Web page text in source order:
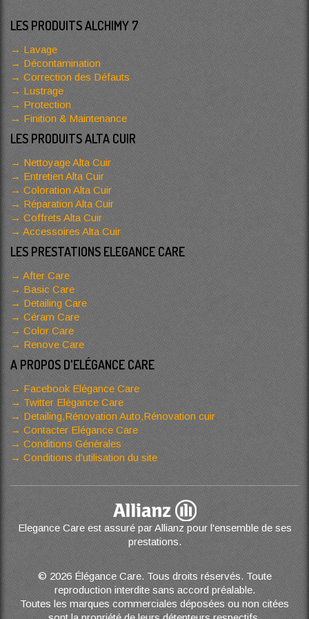
LES PRODUITS ALCHIMY 7
Lavage
Décontamination
Correction des Défauts
Lustrage
Protection
Finition & Maintenance
LES PRODUITS ALTA CUIR
Nettoyage Alta Cuir
Entretien Alta Cuir
Coloration Alta Cuir
Réparation Alta Cuir
Coffrets Alta Cuir
Accessoires Alta Cuir
LES PRESTATIONS ELEGANCE CARE
After Care
Basic Care
Detailing Care
Céram Care
Color Care
Renove Care
A PROPOS D'ELÉGANCE CARE
Facebook Elégance Care
Twitter Elégance Care
Detailing,Rénovation Auto,Rénovation cuir
Contacter Elégance Care
Conditions Générales
Conditions d’utilisation du site
Elegance Care est assuré par Allianz pour l'ensemble de ses
prestations.
© 2026 Élégance Care. Tous droits réservés. Toute
reproduction interdite sans accord préalable.
Toutes les marques commerciales déposées ou non citées